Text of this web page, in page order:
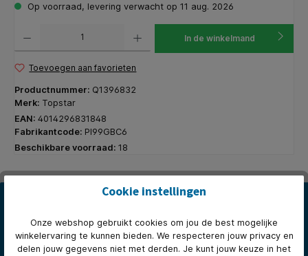
Op voorraad, levering verwacht op 11 aug. 2026
In de winkelmand
Toevoegen aan favorieten
Productnummer: Q1396832
Merk: Topstar
EAN: 4014296831848
Fabrikantcode: PI99GBC6
Beschikbare voorraad: 18
puntsynchronisatie, spanning individueel instelbaar op het lichaam…
Meer
Cookie instellingen
Onze webshop gebruikt cookies om jou de best mogelijke
winkelervaring te kunnen bieden. We respecteren jouw privacy en
delen jouw gegevens niet met derden. Je kunt jouw keuze in het